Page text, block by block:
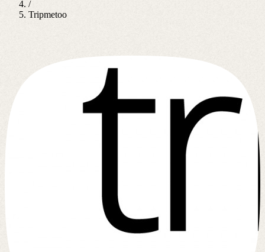
/
Tripmetoo